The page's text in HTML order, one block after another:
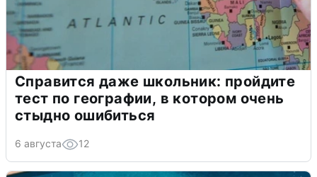
Справится даже школьник: пройдите
тест по географии, в котором очень
стыдно ошибиться
6 августа 12